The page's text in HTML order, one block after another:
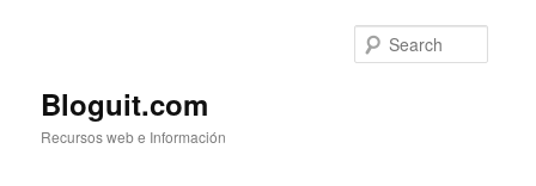
Bloguit.com
Recursos web e Información